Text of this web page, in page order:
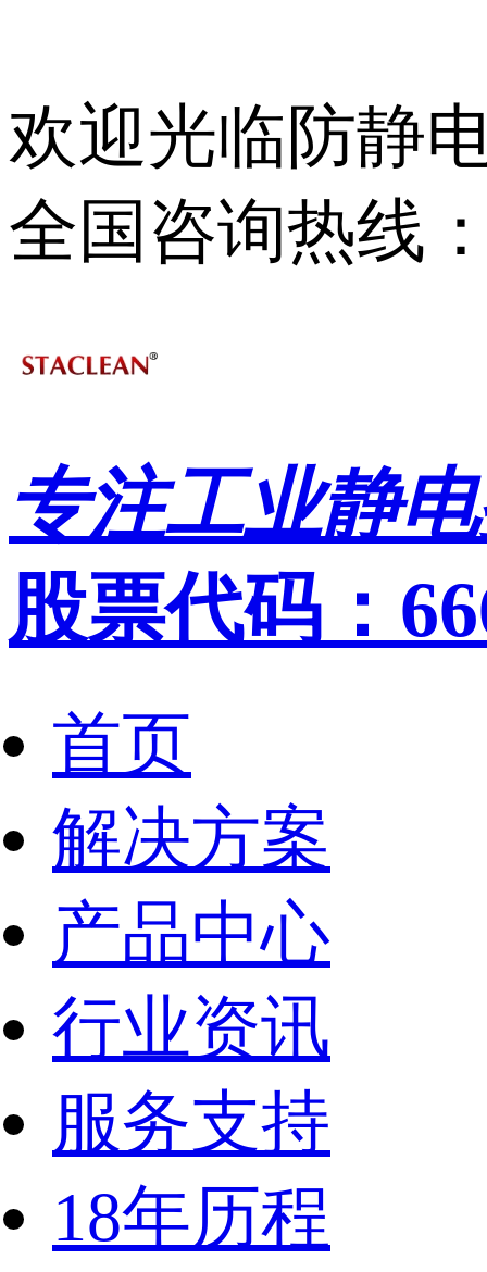
欢迎光临防静
全国咨询热线
专注工业静
股票代码：
首页
解决方案
产品中心
行业资讯
服务支持
18年历程